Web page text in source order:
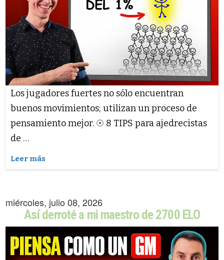
Los jugadores fuertes no sólo encuentran
buenos movimientos; utilizan un proceso de
pensamiento mejor. ☉ 8 TIPS para ajedrecistas
de …
Leer más
miércoles, julio 08, 2026
Así derroté a mi maestro de 2700 ELO